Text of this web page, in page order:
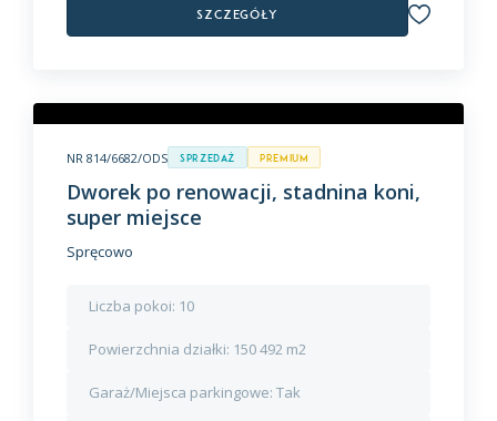
Szczegóły
NR 814/6682/ODS Sprzedaż premium
Dworek po renowacji, stadnina koni,
super miejsce
Spręcowo
Liczba pokoi: 10
Powierzchnia działki: 150 492 m2
Garaż/Miejsca parkingowe: Tak